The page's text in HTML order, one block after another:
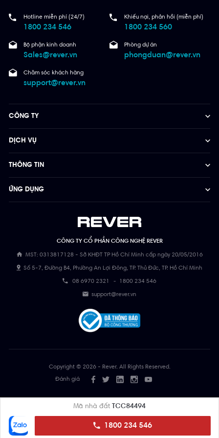
Mã nhà đất TCC84494
1800 234 546
Hotline miễn phí (24/7)
1800 234 546
Khiếu nại, phản hồi (miễn phí)
1800 234 560
Bộ phận kinh doanh
Sales@rever.vn
Phòng dự án
phongduan@rever.vn
Chăm sóc khách hàng
support@rever.vn
CÔNG TY CỔ PHẦN CÔNG NGHỆ REVER
MST: 0313817128 - Sở KHĐT TP Hồ Chí Minh cấp ngày 20/05/2016
Số 5-7, Đường B4, Phường An Lợi Đông, TP. Thủ Đức, TP. Hồ Chí Minh
08 6970 2321 - 1800 234 546
support@rever.vn
CÔNG TY
DỊCH VỤ
THÔNG TIN
ỨNG DỤNG
Copyright © 2026 - Rever. All Rights Reserved.
Đánh giá